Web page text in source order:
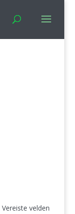
Vereiste velden